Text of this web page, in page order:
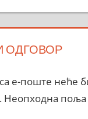
ОДГОВОР
е-поште неће
Неопходна поља